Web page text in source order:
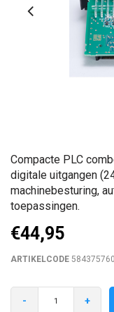
Compacte PLC
digitale uitgangen
machinebesturing,
toepassingen.
€44,95
ARTIKELCODE
- +